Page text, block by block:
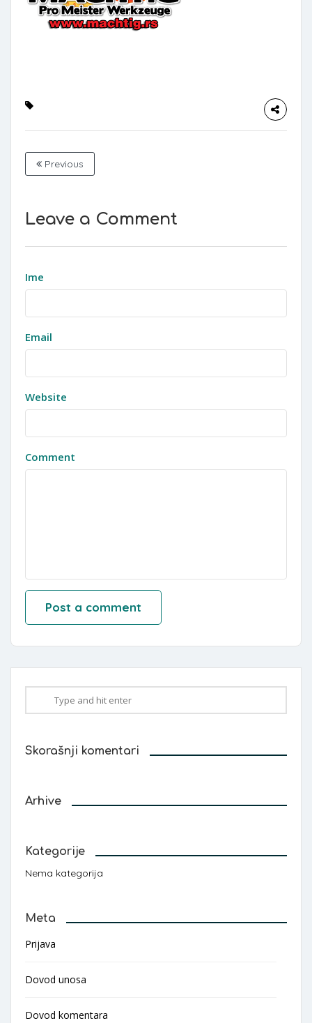
Previous
Leave a Comment
Ime
Email
Website
Comment
Skorašnji komentari
Arhive
Kategorije
Nema kategorija
Meta
Prijava
Dovod unosa
Dovod komentara